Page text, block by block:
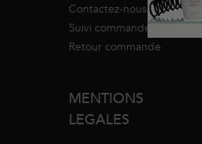
Contactez-nous
Suivi commande
Retour commande
MENTIONS
LEGALES